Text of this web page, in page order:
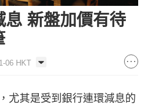
息 新盤加價有待
06 HKT
尤其是受到銀行連環減息的